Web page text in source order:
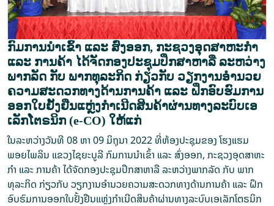
ກົມ​ການ​ນຳ​ເຂົ້າ ແລະ ສົ່ງ​ອອກ, ກະ​ຊວງ​ອຸດ​ສາ​ຫະ​ກຳ
ແລະ ການ​ຄ້າ ໄດ້ຈັດກອງປະຊຸມປຶກສາຫາລື ລະຫວ່າງ
ພາກລັດ ກັບ ພາກທຸລະກິດ ກ່ຽວກັບ ວຽກ​ງານ​ອຳ​ນວຍ​
ຄວາມ​ສະ​ດວກ​ທາງ​ດ້ານ​ການ​ຄ້າ ແລະ ຝຶກອົບຮົມການ
ອອກໃບຢັ້ງຢືນແຫຼ່ງກໍາເນີດສິນຄ້າຜ່ານທາງລະບົບເອ
ເລັກໂຕຣນິກ (e-CO) ໃຫ້​​ແກ່​
ໃນລະຫວ່າງ​ວັນ​ທີ 08 ຫາ 09 ມິ​ຖຸ​ນາ 2022 ທີ່ຫ້ອງປະຊຸມ​ຂອງ ໂຮງ​ແຮມ
ພອຍ​ໄພ​ລິນ ແຂວງ​ໄຊ​ຍະ​ບູ​ລີ ກົມ​ການ​ນຳ​ເຂົ້າ ແລະ ສົ່ງ​ອອກ, ກະ​ຊວງ​ອຸດ​ສາ​ຫະ​
ກຳ ແລະ ການ​ຄ້າ ໄດ້ຈັດກອງປະຊຸມປຶກສາຫາລື ລະຫວ່າງພາກລັດ ກັບ ພາກ
ທຸລະກິດ ກ່ຽວກັບ ວຽກ​ງານ​ອຳ​ນວຍ​ຄວາມ​ສະ​ດວກ​ທາງ​ດ້ານ​ການ​ຄ້າ ແລະ ຝຶກ
ອົບຮົມການອອກໃບຢັ້ງຢືນແຫຼ່ງກໍາເນີດສິນຄ້າຜ່ານທາງລະບົບເອເລັກໂຕຣນິກ